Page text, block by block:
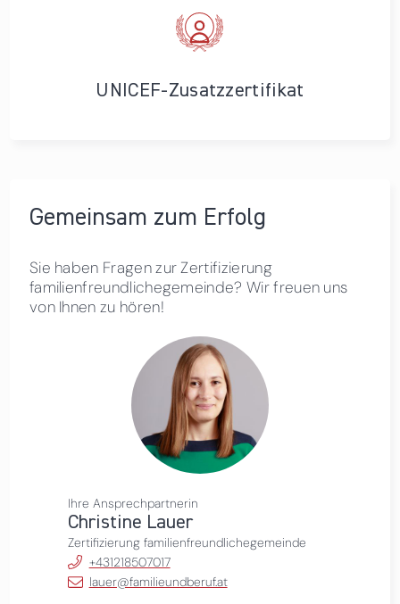
UNICEF-Zusatzzertifikat
Gemeinsam zum Erfolg
Sie haben Fragen zur Zertifizierung
familienfreundlichegemeinde? Wir freuen uns
von Ihnen zu hören!
Ihre Ansprechpartnerin
Christine Lauer
Zertifizierung familienfreundlichegemeinde
+431218507017
lauer@familieundberuf.at